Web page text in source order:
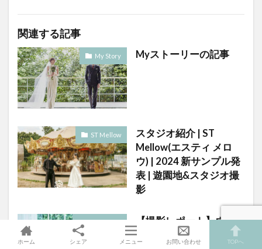
関連する記事
My Story Myストーリーの記事
ST Mellow
スタジオ紹介 | ST
Mellow(エスティ メロ
ウ) | 2024 新サンプル発
表 | 遊園地&スタジオ撮
影
Studio Vert
【撮影レポート】ウェ
ディングドレスで
ホーム シェア メニュー お問い合わせ TOPへ